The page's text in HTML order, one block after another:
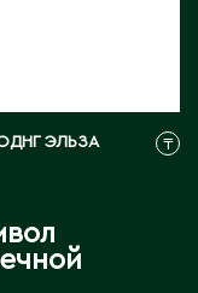
ЭЛЬЗА ₸